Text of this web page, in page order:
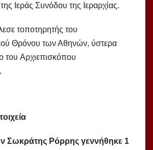
Ιεράς Συνόδου της Ιεραρχίας.
τοποτηρητής του
Θρόνου των Αθηνών, ύστερα
του Αρχιεπισκόπου
Σωκράτης Ρόρρης γεννήθηκε 1